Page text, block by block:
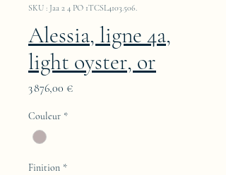
SKU : Jaa 2 4 PO 1TCSL4103.506.
Alessia, ligne 4a,
light oyster, or
3 876,00 €Prix
Couleur *
Finition *